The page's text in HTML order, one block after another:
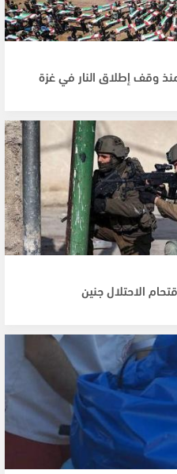
الاحتلال جنين